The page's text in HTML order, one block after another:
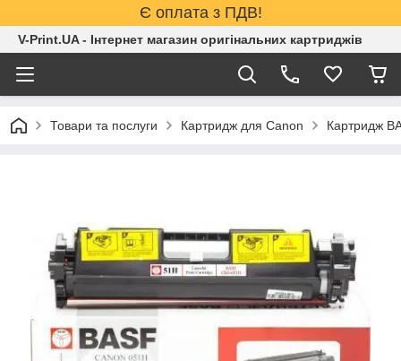
Є оплата з ПДВ!
V-Print.UA - Інтернет магазин оригінальних картриджів
Товари та послуги Картридж для Canon Картридж